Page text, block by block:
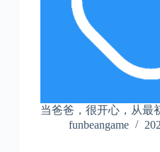
当爸爸，很开心，从
funbeangame